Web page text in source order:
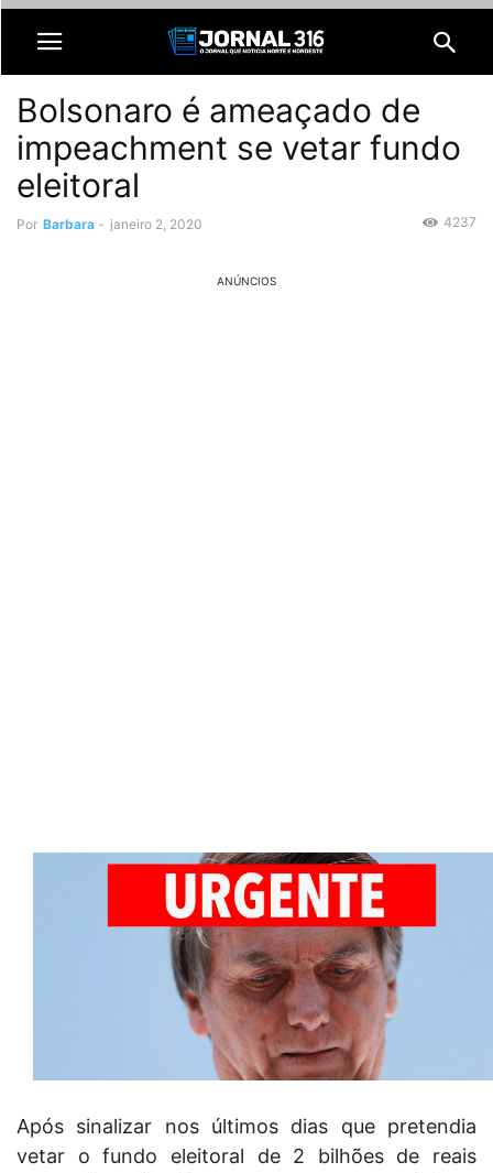
Bolsonaro é ameaçado de
impeachment se vetar fundo
eleitoral
Por Barbara - janeiro 2, 2020 4237
ANÚNCIOS
Após sinalizar nos últimos dias que pretendia
vetar o fundo eleitoral de 2 bilhões de reais